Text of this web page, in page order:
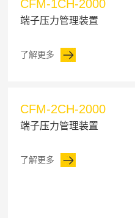
CFM-1CH-2000
端子压力管理装置
了解更多
CFM-2CH-2000
端子压力管理装置
了解更多